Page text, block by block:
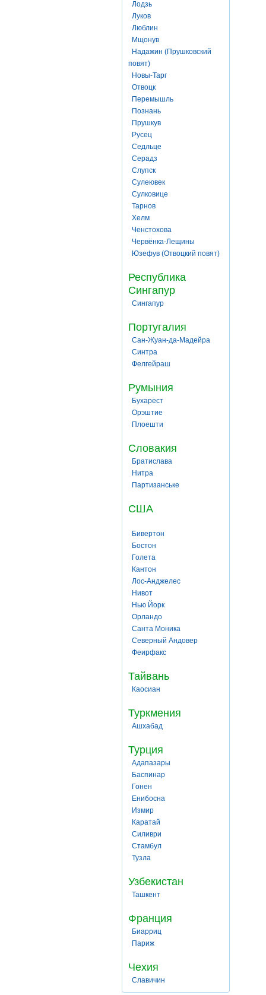
Лодзь
Луков
Люблин
Мщонув
Надажин (Прушковский
повят)
Новы-Тарг
Отвоцк
Перемышль
Познань
Прушкув
Русец
Седльце
Серадз
Слупск
Сулеювек
Сулковице
Тарнов
Хелм
Ченстохова
Червёнка-Лещины
Юзефув (Отвоцкий повят)
Республика
Сингапур
Сингапур
Португалия
Сан-Жуан-да-Мадейра
Синтра
Фелгейраш
Румыния
Бухарест
Орэштие
Плоешти
Словакия
Братислава
Нитра
Партизанське
США
Бивертон
Бостон
Голета
Кантон
Лос-Анджелес
Нивот
Нью Йорк
Орландо
Санта Моника
Северный Андовер
Феирфакс
Тайвань
Каосиан
Туркмения
Ашхабад
Турция
Адапазары
Баспинар
Гонен
Енибосна
Измир
Каратай
Силиври
Стамбул
Тузла
Узбекистан
Ташкент
Франция
Биарриц
Париж
Чехия
Славичин